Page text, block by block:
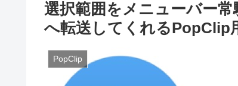
選択範囲をメニューバー
へ転送してくれるPopClip
PopClip